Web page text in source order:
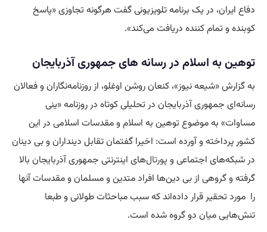
دفاع ایران، در یک برنامه تلویزیونی گفت هرگونه تجاوزی «پاسخ
کوبنده و تمام کننده دریافت می‌کند».
توهین به اسلام در رسانه های جمهوری آذربایجان
به گزارش «شیعه نیوز»، کنعان روشن اوغلو، از روزنامه‌نگاران و فعالان
رسانه‌ای جمهوری آذربایجان در تحلیلی کوتاه در روزنامه «ینی
مساوات» به موضوع توهین به اسلام و مقدسات اسلامی در این
کشور پرداخته و آورده است: اخیرا گفتمان تقابل دینداران و بی دینان
در شبکه‌های اجتماعی و پورتال‌های اینترنتی جمهوری آذربایجان بالا
گرفته و گروهی از بی دین‌ها افراد متدین و مسلمان و مقدسات آنها
را مورد تحقیر قرار داده‌اند که سبب مباحثات طولانی و طبعا
تنش‌هایی میان دو گروه شده است.